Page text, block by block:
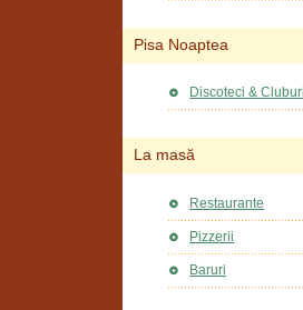
Pisa Noaptea
Discoteci & Cluburi
La masă
Restaurante
Pizzerii
Baruri